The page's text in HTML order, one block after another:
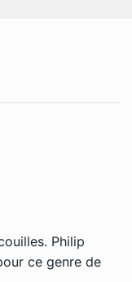
Philip
ce genre de